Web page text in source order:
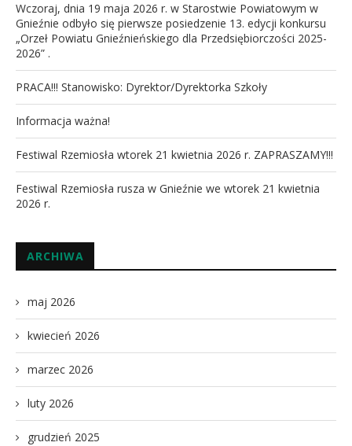
Wczoraj, dnia 19 maja 2026 r. w Starostwie Powiatowym w
Gnieźnie odbyło się pierwsze posiedzenie 13. edycji konkursu
„Orzeł Powiatu Gnieźnieńskiego dla Przedsiębiorczości 2025-
2026” .
PRACA!!! Stanowisko: Dyrektor/Dyrektorka Szkoły
Informacja ważna!
Festiwal Rzemiosła wtorek 21 kwietnia 2026 r. ZAPRASZAMY!!!
Festiwal Rzemiosła rusza w Gnieźnie we wtorek 21 kwietnia
2026 r.
ARCHIWA
maj 2026
kwiecień 2026
marzec 2026
luty 2026
grudzień 2025